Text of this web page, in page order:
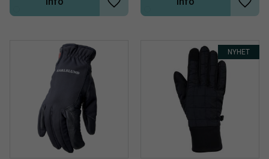
Lägg till i önskelista Lägg
NYHET